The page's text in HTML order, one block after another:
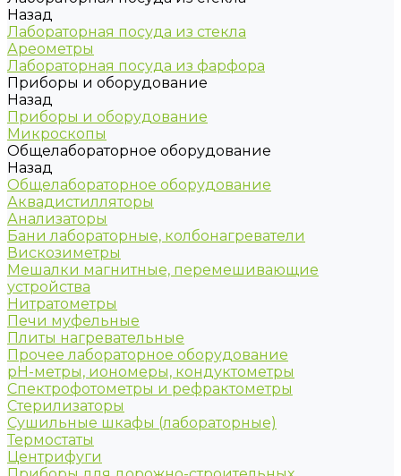
Назад
Лабораторная посуда из стекла
Ареометры
Лабораторная посуда из фарфора
Приборы и оборудование
Назад
Приборы и оборудование
Микроскопы
Общелабораторное оборудование
Назад
Общелабораторное оборудование
Аквадистилляторы
Анализаторы
Бани лабораторные, колбонагреватели
Вискозиметры
Мешалки магнитные, перемешивающие
устройства
Нитратометры
Печи муфельные
Плиты нагревательные
Прочее лабораторное оборудование
рН-метры, иономеры, кондуктометры
Спектрофотометры и рефрактометры
Стерилизаторы
Сушильные шкафы (лабораторные)
Термостаты
Центрифуги